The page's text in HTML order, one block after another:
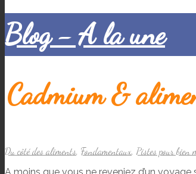
Blog - A la une
Cadmium &
Du côté des aliments Fondamentaux Pistes pour bien
A moins que vous ne reveniez d’un